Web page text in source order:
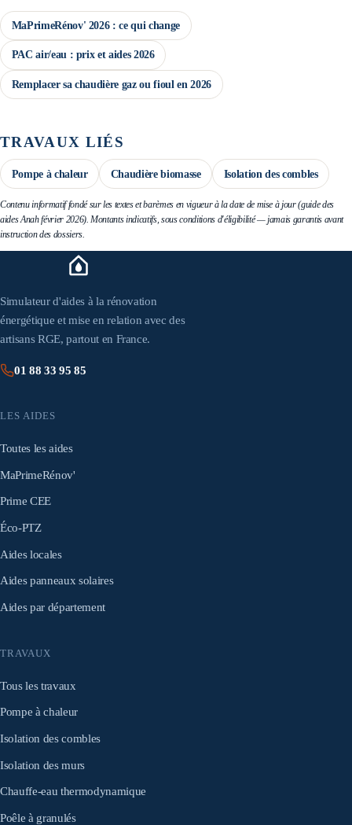
MaPrimeRénov' 2026 : ce qui change
PAC air/eau : prix et aides 2026
Remplacer sa chaudière gaz ou fioul en 2026
TRAVAUX LIÉS
Pompe à chaleur Chaudière biomasse Isolation des combles
Contenu informatif fondé sur les textes et barèmes en vigueur à la date de mise à jour (guide des
aides Anah février 2026). Montants indicatifs, sous conditions d'éligibilité — jamais garantis avant
instruction des dossiers.
Simulateur d'aides à la rénovation
énergétique et mise en relation avec des
artisans RGE, partout en France.
01 88 33 95 85
LES AIDES
Toutes les aides
MaPrimeRénov'
Prime CEE
Éco-PTZ
Aides locales
Aides panneaux solaires
Aides par département
TRAVAUX
Tous les travaux
Pompe à chaleur
Isolation des combles
Isolation des murs
Chauffe-eau thermodynamique
Poêle à granulés